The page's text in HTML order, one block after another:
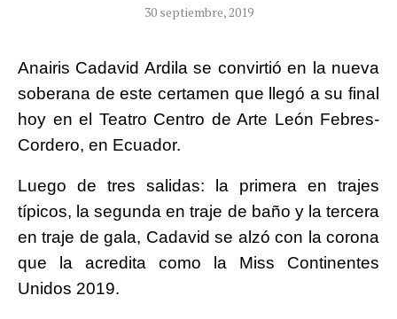
30 septiembre, 2019
Anairis Cadavid Ardila se convirtió en la nueva
soberana de este certamen que llegó a su final
hoy en el Teatro Centro de Arte León Febres-
Cordero, en Ecuador.
Luego de tres salidas: la primera en trajes
típicos, la segunda en traje de baño y la tercera
en traje de gala, Cadavid se alzó con la corona
que la acredita como la Miss Continentes
Unidos 2019.